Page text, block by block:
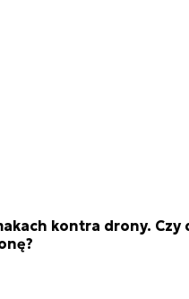
kontra drony. Czy